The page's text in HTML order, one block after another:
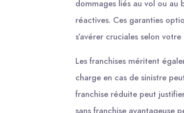
dommages liés au vol ou au
réactives. Ces garanties
s’avérer cruciales selon
Les franchises méritent
charge en cas de sinistre
franchise réduite peut
sans franchise avantageuse